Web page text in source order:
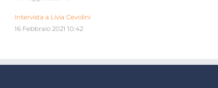
Intervista a Livia Cevolini
16 Febbraio 2021 10:42